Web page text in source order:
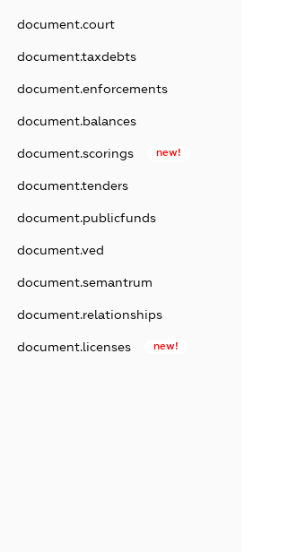
document.court
document.taxdebts
document.enforcements
document.balances
document.scorings new!
document.tenders
document.publicfunds
document.ved
document.semantrum
document.relationships
document.licenses new!